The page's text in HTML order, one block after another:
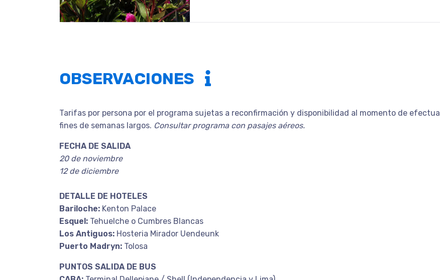
OBSERVACIONES
Tarifas por persona por el programa sujetas a reconfirmación y disponibilidad al momento de
fines de semanas largos. Consultar programa con pasajes aéreos.
FECHA DE SALIDA
20 de noviembre
12 de diciembre
DETALLE DE HOTELES
Bariloche: Kenton Palace
Esquel: Tehuelche o Cumbres Blancas
Los Antiguos: Hosteria Mirador Uendeunk
Puerto Madryn: Tolosa
PUNTOS SALIDA DE BUS